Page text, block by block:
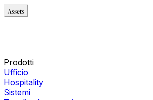
Assets
Prodotti
Ufficio
Hospitality
Sistemi